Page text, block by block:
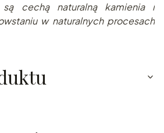
są cechą naturalną kamienia i
w naturalnych procesach